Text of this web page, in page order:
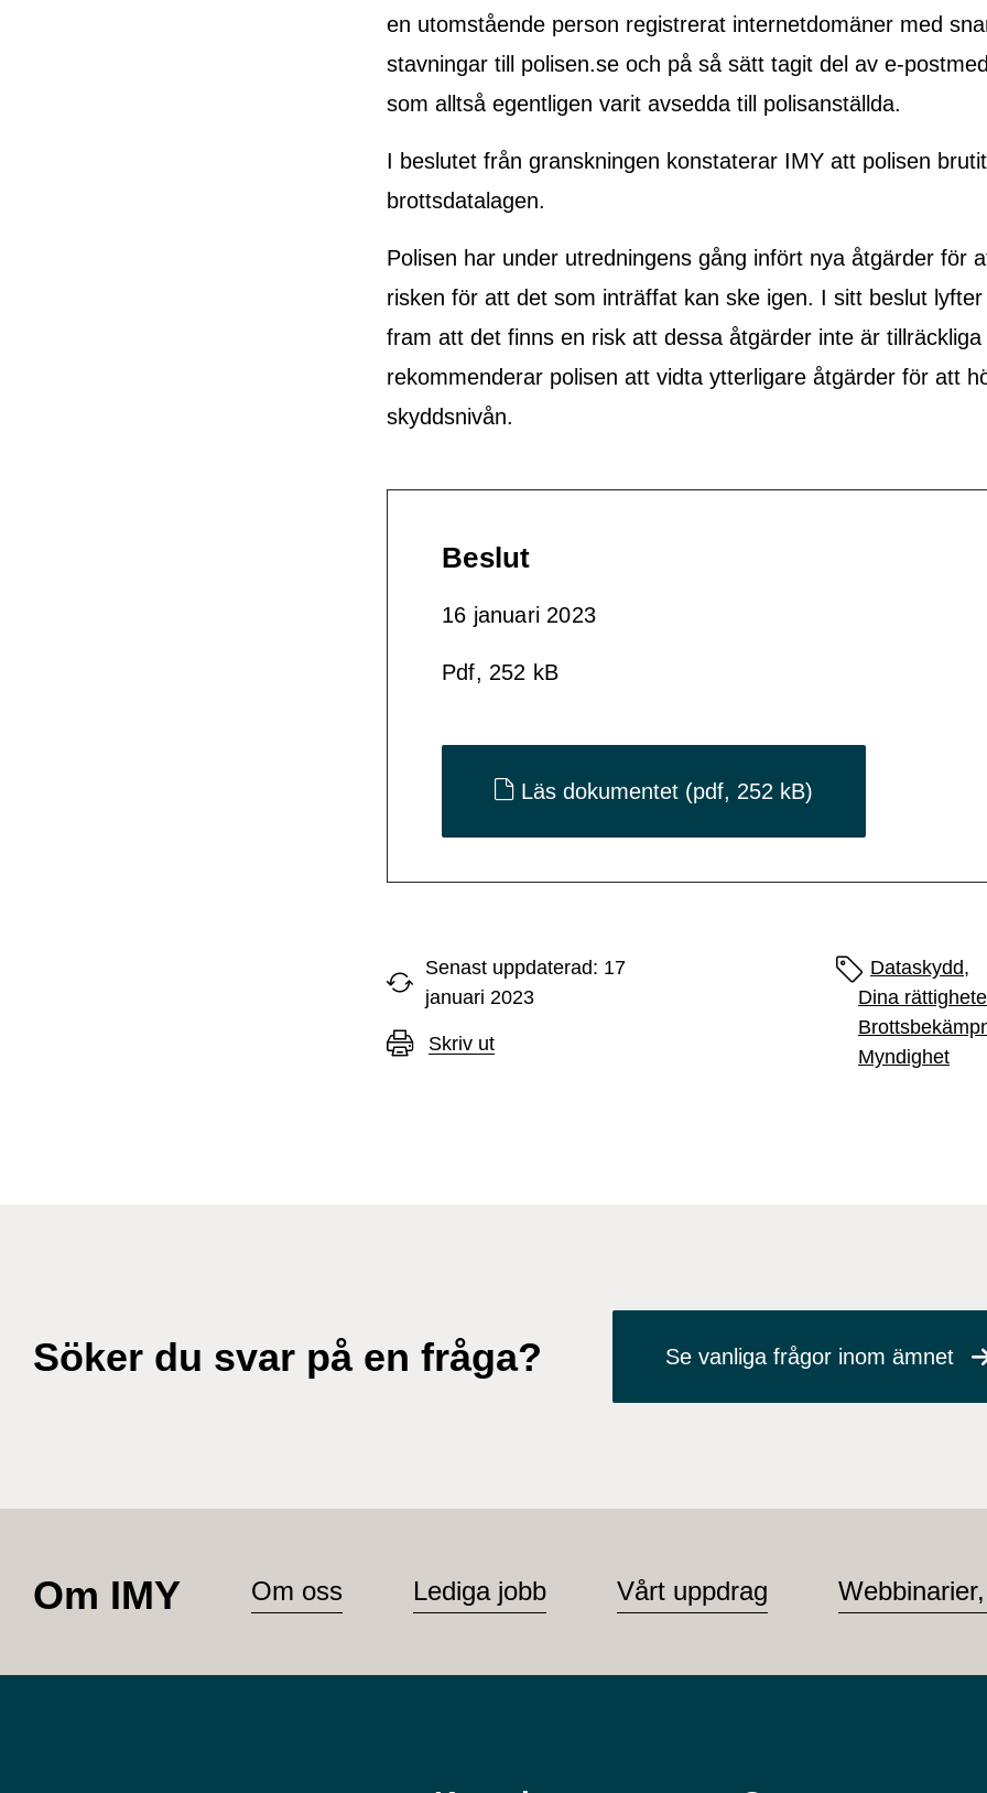
en utomstående person registrerat internetdomäner med
stavningar till polisen.se och på så sätt tagit del av e-
som alltså egentligen varit avsedda till polisanställda.
I beslutet från granskningen konstaterar IMY att polisen
brottsdatalagen.
Polisen har under utredningens gång infört nya åtgärder för
risken för att det som inträffat kan ske igen. I sitt beslut
fram att det finns en risk att dessa åtgärder inte är tillräckliga
rekommenderar polisen att vidta ytterligare åtgärder för att
skyddsnivån.
Beslut
16 januari 2023
Pdf, 252 kB
Läs dokumentet (pdf, 252 kB)
Senast uppdaterad: 17
januari 2023
Skriv ut
Sidans etiketter
Dataskydd,
Dina
Myndighet
Söker du svar på en fråga? Se vanliga frågor inom ämnet
Om IMY Om oss Lediga jobb Vårt uppdrag